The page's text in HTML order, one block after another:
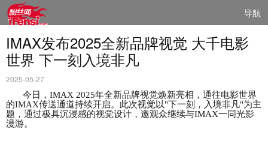
导航
IMAX发布2025全新品牌视觉 大千电影
世界 下一刻入境非凡
2025-05-27
今日， IMAX 2025年全新品牌视觉焕新亮相，通往电影世界
的IMAX传送通道持续开启。 此次视觉以"下一刻，入境非凡"为主
题，通过极具沉浸感的视觉设计， 邀观众继续与IMAX一同光影
漫游。